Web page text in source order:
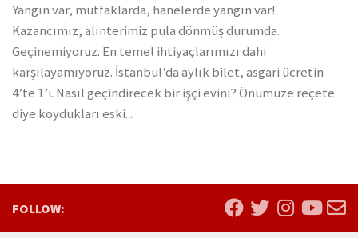
Yangın var, mutfaklarda, hanelerde yangın var!
Kazancımız, alınterimiz pula dönmüş durumda.
Geçinemiyoruz. En temel ihtiyaçlarımızı dahi
karşılayamıyoruz. İstanbul’da aylık bilet, asgari ücretin
4’te 1’i. Nasıl geçindirecek bir işçi evini? Önümüze reçete
diye koydukları eski...
FOLLOW: